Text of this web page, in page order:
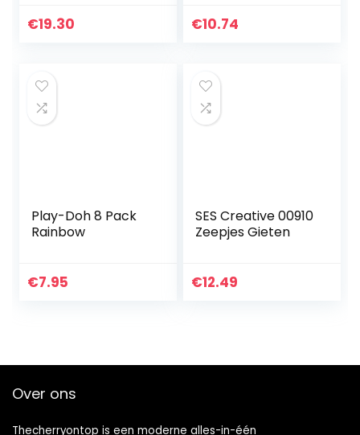
Vanaf 3 Jaar Met 2
€19.30 €10.74
Play-Doh 8 Pack
Rainbow
€7.95
SES Creative 00910
Zeepjes Gieten
€12.49
Over ons
Thecherryontop is een moderne alles-in-één